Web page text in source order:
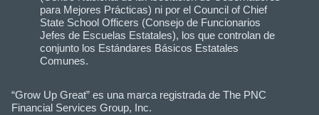
para Mejores Prácticas) ni por el Council of Chief
State School Officers (Consejo de Funcionarios
Jefes de Escuelas Estatales), los que controlan de
conjunto los Estándares Básicos Estatales
Comunes.
“Grow Up Great” es una marca registrada de The PNC
Financial Services Group, Inc.